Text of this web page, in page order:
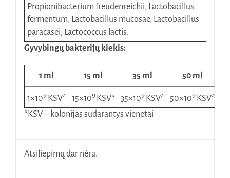
Propionibacterium freudenreichii, Lactobacillus
fermentum, Lactobacillus mucosae, Lactobacillus
paracasei, Lactococcus lactis.
Gyvybingų bakterijų kiekis:
1 ml 15 ml 35 ml 50 ml
1×109 KSV* 15×109 KSV* 35×109 KSV* 50×109 KSV*
*KSV – kolonijas sudarantys vienetai
Atsiliepimų dar nėra.